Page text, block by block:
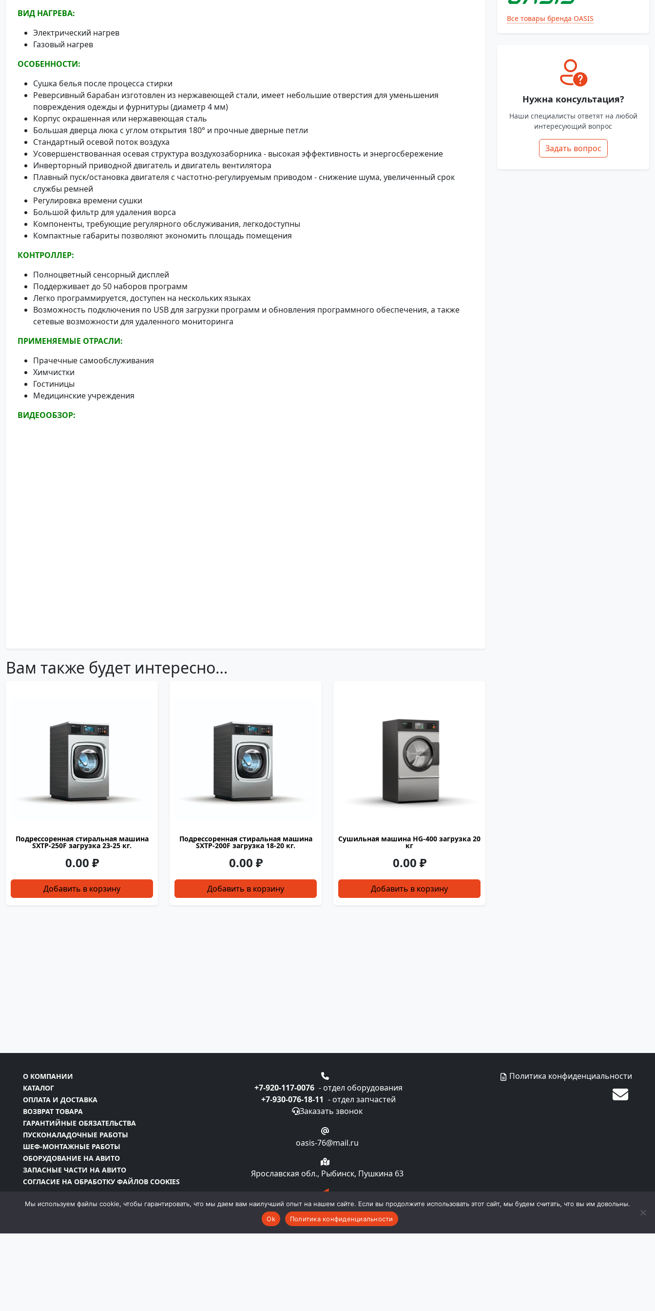
ВИД НАГРЕВА:
Электрический нагрев
Газовый нагрев
ОСОБЕННОСТИ:
Сушка белья после процесса стирки
Реверсивный барабан изготовлен из нержавеющей стали, имеет небольшие отверстия для уменьшения
повреждения одежды и фурнитуры (диаметр 4 мм)
Корпус окрашенная или нержавеющая сталь
Большая дверца люка с углом открытия 180° и прочные дверные петли
Стандартный осевой поток воздуха
Усовершенствованная осевая структура воздухозаборника - высокая эффективность и энергосбережение
Инверторный приводной двигатель и двигатель вентилятора
Плавный пуск/остановка двигателя с частотно-регулируемым приводом - снижение шума, увеличенный срок
службы ремней
Регулировка времени сушки
Большой фильтр для удаления ворса
Компоненты, требующие регулярного обслуживания, легкодоступны
Компактные габариты позволяют экономить площадь помещения
КОНТРОЛЛЕР:
Полноцветный сенсорный дисплей
Поддерживает до 50 наборов программ
Легко программируется, доступен на нескольких языках
Возможность подключения по USB для загрузки программ и обновления программного обеспечения, а также
сетевые возможности для удаленного мониторинга
ПРИМЕНЯЕМЫЕ ОТРАСЛИ:
Прачечные самообслуживания
Химчистки
Гостиницы
Медицинские учреждения
ВИДЕООБЗОР:
Все товары бренда OASIS
Нужна консультация?
Наши специалисты ответят на любой
интересующий вопрос
Задать вопрос
Вам также будет интересно…
подрессоренная
Подрессоренная стиральная машина
SXTP-250F загрузка 23-25 кг.
0.00 ₽
Добавить в корзину
подрессоренная
Подрессоренная стиральная машина
SXTP-200F загрузка 18-20 кг.
0.00 ₽
Добавить в корзину
газ, пар, электричество
Сушильная машина HG-400 загрузка 20
кг
0.00 ₽
Добавить в корзину
О КОМПАНИИ
КАТАЛОГ
ОПЛАТА И ДОСТАВКА
ВОЗВРАТ ТОВАРА
ГАРАНТИЙНЫЕ ОБЯЗАТЕЛЬСТВА
ПУСКОНАЛАДОЧНЫЕ РАБОТЫ
ШЕФ-МОНТАЖНЫЕ РАБОТЫ
ОБОРУДОВАНИЕ НА АВИТО
ЗАПАСНЫЕ ЧАСТИ НА АВИТО
СОГЛАСИЕ НА ОБРАБОТКУ ФАЙЛОВ COOKIES
+7-920-117-0076 - отдел оборудования
+7-930-076-18-11 - отдел запчастей
Заказать звонок
oasis-76@mail.ru
Ярославская обл., Рыбинск, Пушкина 63
Подписка на рассылку
Политика конфиденциальности
Мы используем файлы cookie, чтобы гарантировать, что мы даем вам наилучший опыт на нашем сайте. Если вы продолжите использовать этот сайт, мы будем считать, что вы им довольны.
Ok
Политика конфиденциальности